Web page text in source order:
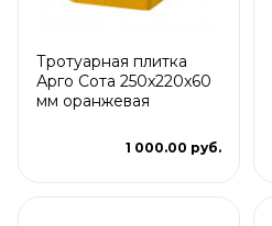
Тротуарная плитка
Арго Сота 250x220x60
мм оранжевая
1 000.00 руб.